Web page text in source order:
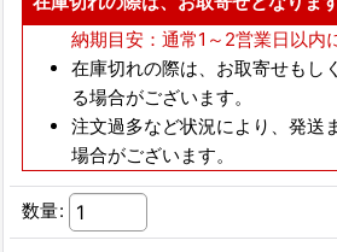
納期目安：通常1～2営業日以内
在庫切れの際は、お取寄せもし
る場合がございます。
注文過多など状況により、発送
場合がございます。
数量: